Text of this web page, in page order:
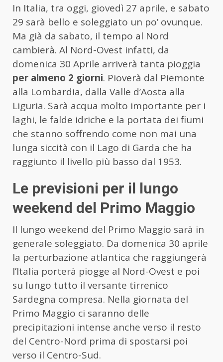
In Italia, tra oggi, giovedì 27 aprile, e sabato
29 sarà bello e soleggiato un po’ ovunque.
Ma già da sabato, il tempo al Nord
cambierà. Al Nord-Ovest infatti, da
domenica 30 Aprile arriverà tanta pioggia
per almeno 2 giorni. Pioverà dal Piemonte
alla Lombardia, dalla Valle d’Aosta alla
Liguria. Sarà acqua molto importante per i
laghi, le falde idriche e la portata dei fiumi
che stanno soffrendo come non mai una
lunga siccità con il Lago di Garda che ha
raggiunto il livello più basso dal 1953.
Le previsioni per il lungo
weekend del Primo Maggio
Il lungo weekend del Primo Maggio sarà in
generale soleggiato. Da domenica 30 aprile
la perturbazione atlantica che raggiungerà
l’Italia porterà piogge al Nord-Ovest e poi
su lungo tutto il versante tirrenico
Sardegna compresa. Nella giornata del
Primo Maggio ci saranno delle
precipitazioni intense anche verso il resto
del Centro-Nord prima di spostarsi poi
verso il Centro-Sud.